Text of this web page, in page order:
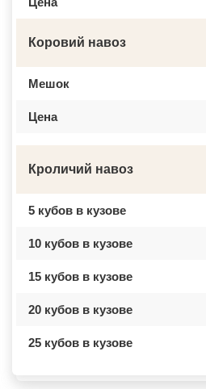
Коровий навоз
Мешок
Цена
Кроличий навоз
5 кубов в кузове
10 кубов в кузове
15 кубов в кузове
20 кубов в кузове
25 кубов в кузове